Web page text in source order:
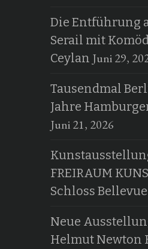
Die Entführung
Serail mit
Ceylan Juni 29,
Tausendmal
Jahre
Juni 21, 2026
FREIRAUM
Schloss Bellevue
Neue
Helmut Newton